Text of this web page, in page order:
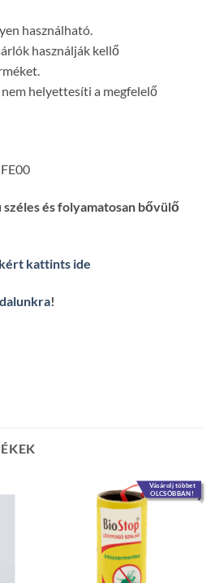
használható.
használják kellő
helyettesíti a megfelelő
széles és folyamatosan bővülő
kattints ide
!
Vásárolj többet
OLCSÓBBAN!